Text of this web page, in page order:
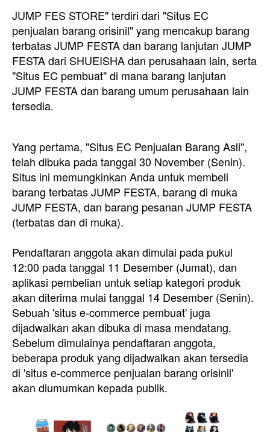
JUMP FES STORE" terdiri dari "Situs EC
penjualan barang orisinil" yang mencakup barang
terbatas JUMP FESTA dan barang lanjutan JUMP
FESTA dari SHUEISHA dan perusahaan lain, serta
"Situs EC pembuat" di mana barang lanjutan
JUMP FESTA dan barang umum perusahaan lain
tersedia.
Yang pertama, "Situs EC Penjualan Barang Asli",
telah dibuka pada tanggal 30 November (Senin).
Situs ini memungkinkan Anda untuk membeli
barang terbatas JUMP FESTA, barang di muka
JUMP FESTA, dan barang pesanan JUMP FESTA
(terbatas dan di muka).
Pendaftaran anggota akan dimulai pada pukul
12:00 pada tanggal 11 Desember (Jumat), dan
aplikasi pembelian untuk setiap kategori produk
akan diterima mulai tanggal 14 Desember (Senin).
Sebuah 'situs e-commerce pembuat' juga
dijadwalkan akan dibuka di masa mendatang.
Sebelum dimulainya pendaftaran anggota,
beberapa produk yang dijadwalkan akan tersedia
di 'situs e-commerce penjualan barang orisinil'
akan diumumkan kepada publik.